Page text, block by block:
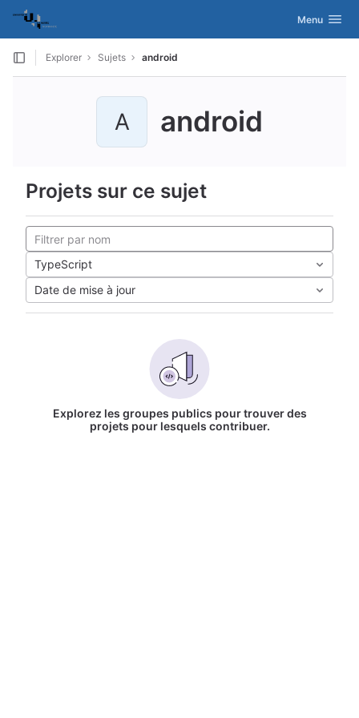
Skip to content
GitLab Activer/
Menu
Explorer Sujets android
A android
Projets sur ce sujet
TypeScript
Date de mise à jour
Explorez les groupes publics pour trouver des
projets pour lesquels contribuer.